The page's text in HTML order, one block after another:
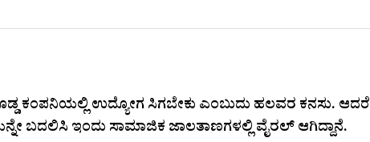
ಕಂಪನಿಯಲ್ಲಿ ಉದ್ಯೋಗ ಸಿಗಬೇಕು ಎಂಬುದು ಹಲವರ ಕನಸು. ಆದರೆ
ಬದಲಿಸಿ ಇಂದು ಸಾಮಾಜಿಕ ಜಾಲತಾಣಗಳಲ್ಲಿ ವೈರಲ್‌ ಆಗಿದ್ದಾನೆ.